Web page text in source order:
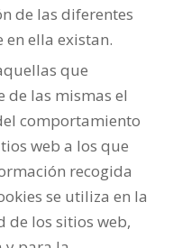
de las diferentes
en ella existan.
que
de las mismas el
comportamiento
web a los que
recogida
se utiliza en la
de los sitios web,